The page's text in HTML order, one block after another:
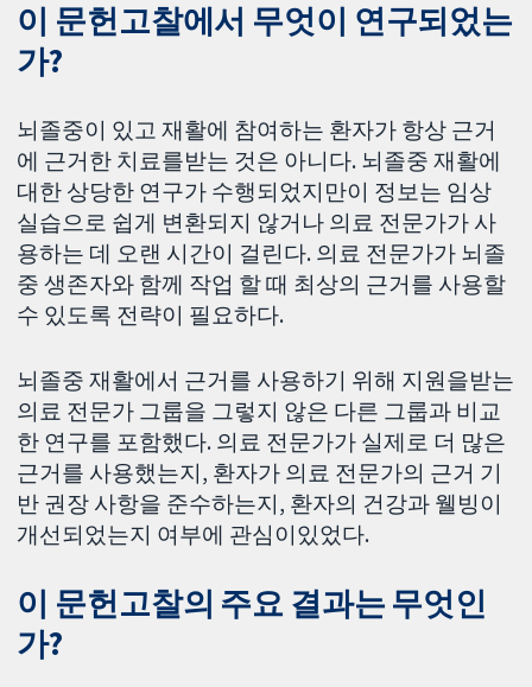
이 문헌고찰에서 무엇이 연구되었는
가?
뇌졸중이 있고 재활에 참여하는 환자가 항상 근거
에 근거한 치료를받는 것은 아니다. 뇌졸중 재활에
대한 상당한 연구가 수행되었지만이 정보는 임상
실습으로 쉽게 변환되지 않거나 의료 전문가가 사
용하는 데 오랜 시간이 걸린다. 의료 전문가가 뇌졸
중 생존자와 함께 작업 할 때 최상의 근거를 사용할
수 있도록 전략이 필요하다.
뇌졸중 재활에서 근거를 사용하기 위해 지원을받는
의료 전문가 그룹을 그렇지 않은 다른 그룹과 비교
한 연구를 포함했다. 의료 전문가가 실제로 더 많은
근거를 사용했는지, 환자가 의료 전문가의 근거 기
반 권장 사항을 준수하는지, 환자의 건강과 웰빙이
개선되었는지 여부에 관심이있었다.
이 문헌고찰의 주요 결과는 무엇인
가?